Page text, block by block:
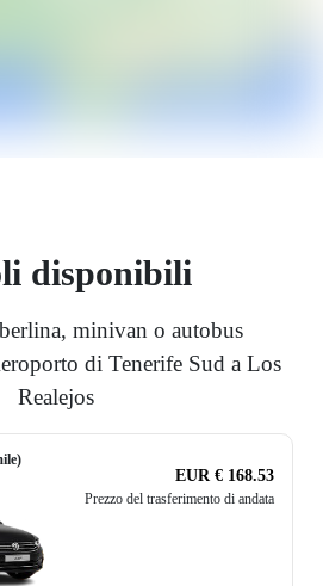
disponibili
minivan o autobus
di Tenerife Sud a Los
Realejos
EUR € 168.53
Prezzo del trasferimento di andata